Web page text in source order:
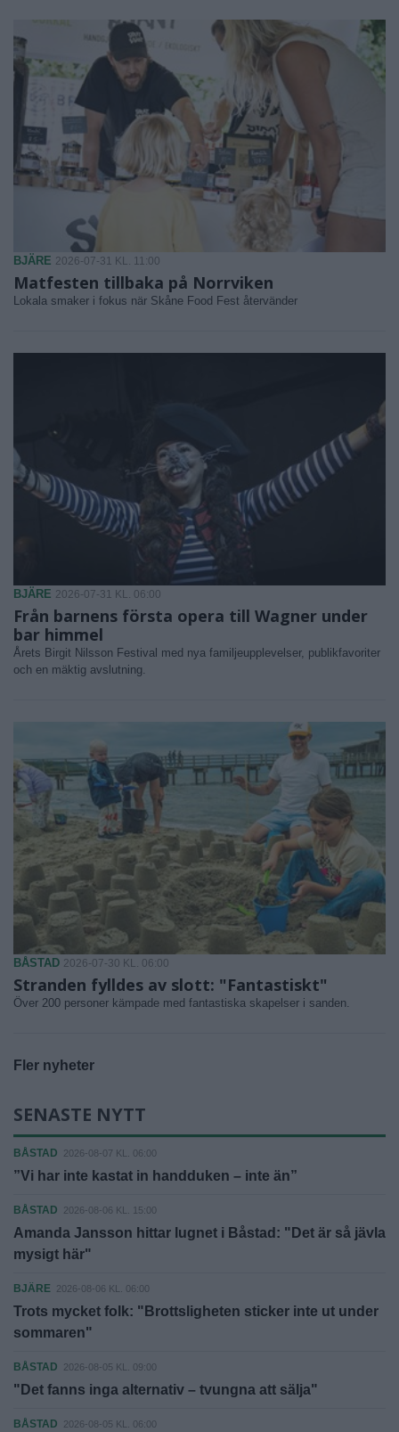
BJÄRE 2026-07-31 KL. 11:00
Matfesten tillbaka på Norrviken
Lokala smaker i fokus när Skåne Food Fest återvänder
BJÄRE 2026-07-31 KL. 06:00
Från barnens första opera till Wagner under
bar himmel
Årets Birgit Nilsson Festival med nya familjeupplevelser, publikfavoriter
och en mäktig avslutning.
BÅSTAD 2026-07-30 KL. 06:00
Stranden fylldes av slott: "Fantastiskt"
Över 200 personer kämpade med fantastiska skapelser i sanden.
Fler nyheter
SENASTE NYTT
BÅSTAD 2026-08-07 KL. 06:00
”Vi har inte kastat in handduken – inte än”
BÅSTAD 2026-08-06 KL. 15:00
Amanda Jansson hittar lugnet i Båstad: "Det är så jävla
mysigt här"
BJÄRE 2026-08-06 KL. 06:00
Trots mycket folk: "Brottsligheten sticker inte ut under
sommaren"
BÅSTAD 2026-08-05 KL. 09:00
"Det fanns inga alternativ – tvungna att sälja"
BÅSTAD 2026-08-05 KL. 06:00